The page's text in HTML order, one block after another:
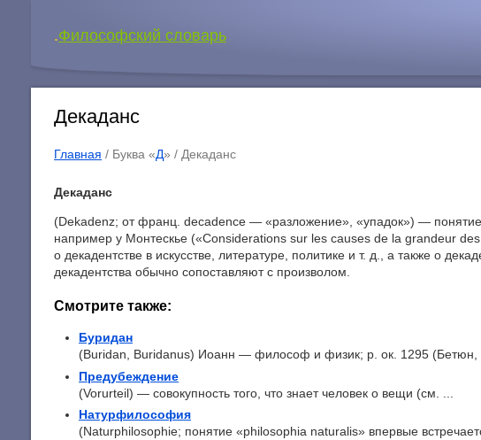
.Философский словарь
Декаданс
Главная / Буква «Д» / Декаданс
Декаданс
(Dekadenz; от франц. decadence — «разложение», «упадок») —
например у Монтескье («Considerations sur les causes de la grandeur
о декадентстве в искусстве, литературе, политике и т. д., а также о
декадентства обычно сопоставляют с произволом.
Смотрите также:
Буридан
(Buridan, Buridanus) Иоанн — философ и физик; р. ок. 1295 (Бетюн,
Предубеждение
(Vorurteil) — совокупность того, что знает человек о вещи (см. ...
Натурфилософия
(Naturphilosophie; понятие «philosophia naturalis» впервые